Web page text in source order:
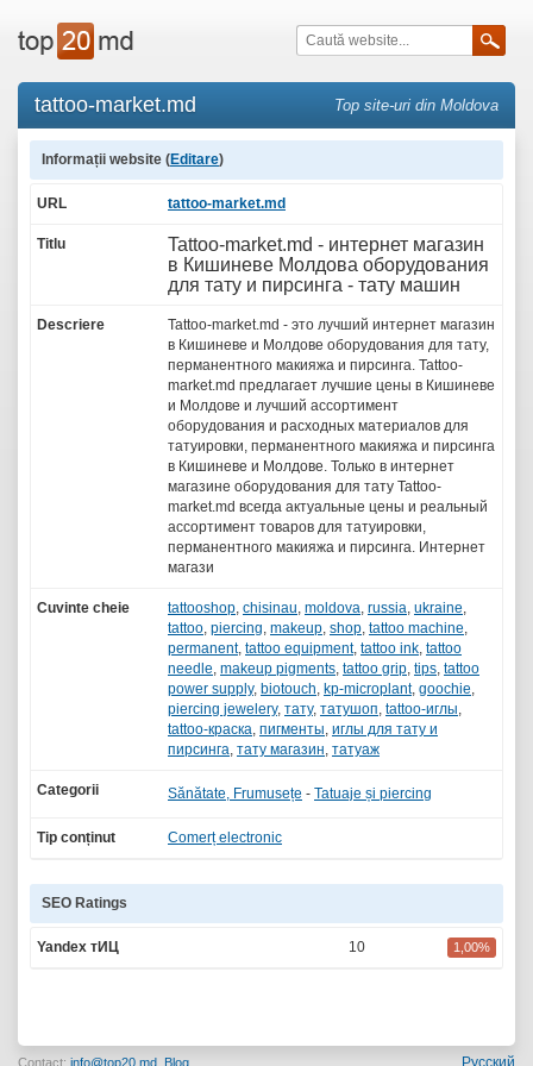
tattoo-market.md Top site-uri din Moldova
Informații website (Editare)
URL tattoo-market.md
Titlu
Tattoo-market.md - интернет магазин
в Кишиневе Молдова оборудования
для тату и пирсинга - тату машин
Descriere
Tattoo-market.md - это лучший интернет магазин
в Кишиневе и Молдове оборудования для тату,
перманентного макияжа и пирсинга. Tattoo-
market.md предлагает лучшие цены в Кишиневе
и Молдове и лучший ассортимент
оборудования и расходных материалов для
татуировки, перманентного макияжа и пирсинга
в Кишиневе и Молдове. Только в интернет
магазине оборудования для тату Tattoo-
market.md всегда актуальные цены и реальный
ассортимент товаров для татуировки,
перманентного макияжа и пирсинга. Интернет
магази
Cuvinte cheie tattooshop, chisinau, moldova, russia, ukraine,
tattoo, piercing, makeup, shop, tattoo machine,
permanent, tattoo equipment, tattoo ink, tattoo
needle, makeup pigments, tattoo grip, tips, tattoo
power supply, biotouch, kp-microplant, goochie,
piercing jewelery, тату, татушоп, tattoo-иглы,
tattoo-краска, пигменты, иглы для тату и
пирсинга, тату магазин, татуаж
Categorii Sănătate, Frumusețe - Tatuaje și piercing
Tip conținut Comerț electronic
SEO Ratings
Yandex тИЦ 10 1,00%
Contact: info@top20.md Blog Русский